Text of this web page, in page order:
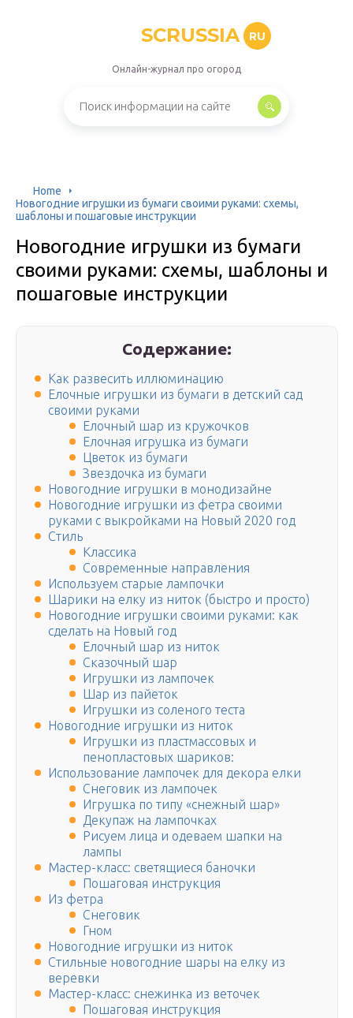
SCRUSSIA RU
Онлайн-журнал про огород
Home
Новогодние игрушки из бумаги своими руками: схемы,
шаблоны и пошаговые инструкции
Новогодние игрушки из бумаги
своими руками: схемы, шаблоны и
пошаговые инструкции
Содержание:
Как развесить иллюминацию
Елочные игрушки из бумаги в детский сад
своими руками
Елочный шар из кружочков
Елочная игрушка из бумаги
Цветок из бумаги
Звездочка из бумаги
Новогодние игрушки в монодизайне
Новогодние игрушки из фетра своими
руками с выкройками на Новый 2020 год
Стиль
Классика
Современные направления
Используем старые лампочки
Шарики на елку из ниток (быстро и просто)
Новогодние игрушки своими руками: как
сделать на Новый год
Елочный шар из ниток
Сказочный шар
Игрушки из лампочек
Шар из пайеток
Игрушки из соленого теста
Новогодние игрушки из ниток
Игрушки из пластмассовых и
пенопластовых шариков:
Использование лампочек для декора елки
Снеговик из лампочек
Игрушка по типу «снежный шар»
Декупаж на лампочках
Рисуем лица и одеваем шапки на
лампы
Мастер-класс: светящиеся баночки
Пошаговая инструкция
Из фетра
Снеговик
Гном
Новогодние игрушки из ниток
Стильные новогодние шары на елку из
веревки
Мастер-класс: снежинка из веточек
Пошаговая инструкция